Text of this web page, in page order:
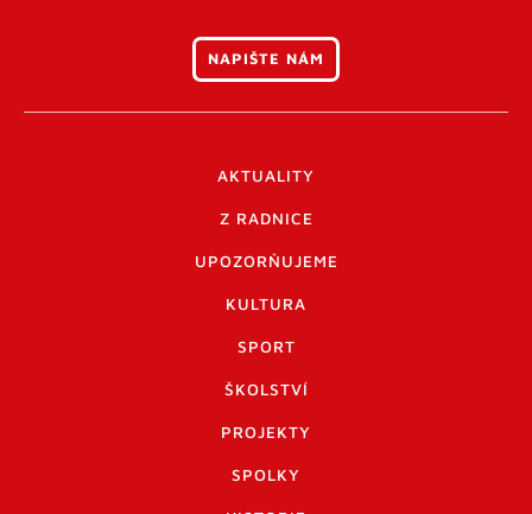
NAPIŠTE NÁM
AKTUALITY
Z RADNICE
UPOZORŇUJEME
KULTURA
SPORT
ŠKOLSTVÍ
PROJEKTY
SPOLKY